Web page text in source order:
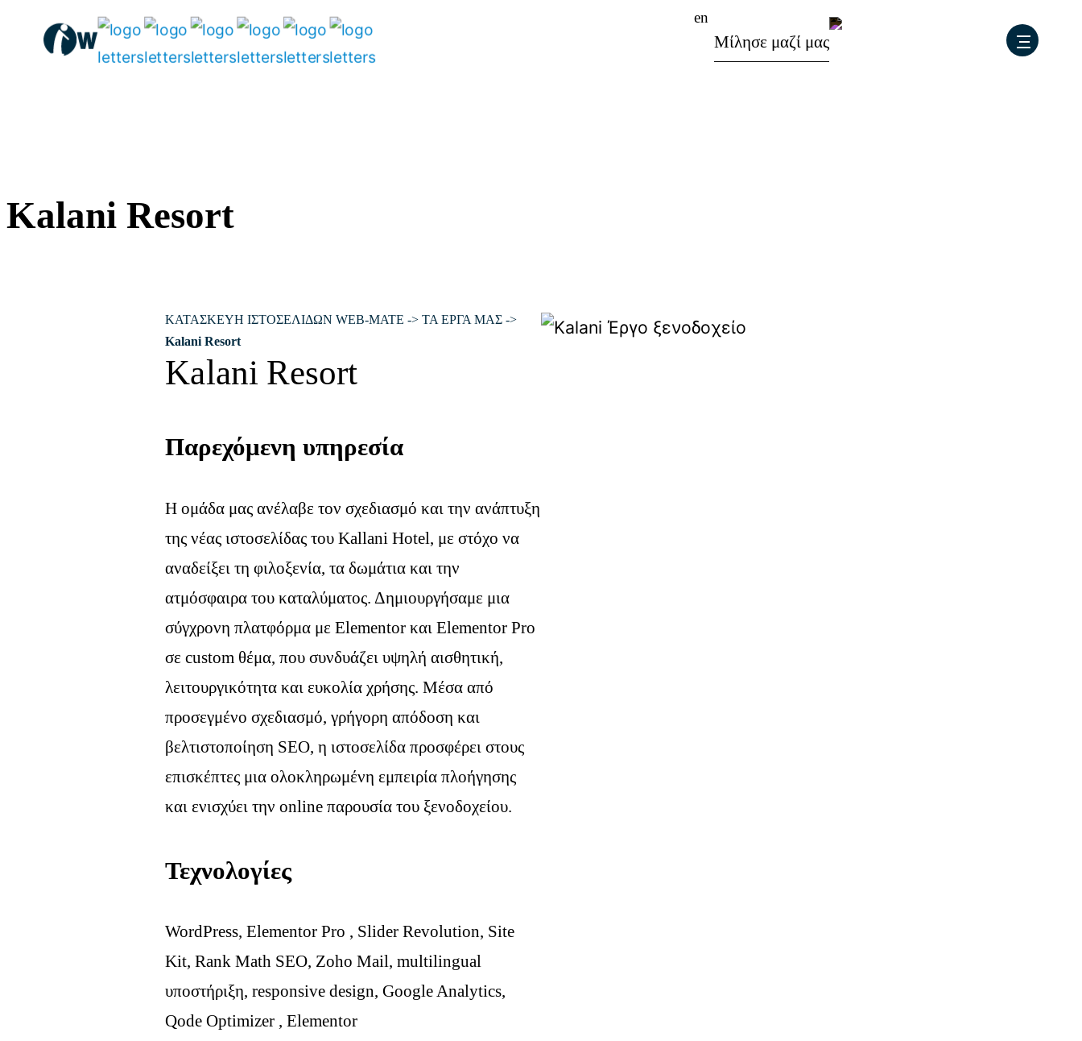
Μετάβαση
en
Μίλησε μαζί μας
Kalani Resort
ΚΑΤΑΣΚΕΥΗ ΙΣΤΟΣΕΛΙΔΩΝ WEB-MATE -> ΤΑ ΕΡΓΑ ΜΑΣ->
Kalani Resort
Kalani Resort
Παρεχόμενη υπηρεσία
Η ομάδα μας ανέλαβε τον σχεδιασμό και την ανάπτυξη
της νέας ιστοσελίδας του Kallani Hotel, με στόχο να
αναδείξει τη φιλοξενία, τα δωμάτια και την
ατμόσφαιρα του καταλύματος. Δημιουργήσαμε μια
σύγχρονη πλατφόρμα με Elementor και Elementor Pro
σε custom θέμα, που συνδυάζει υψηλή αισθητική,
λειτουργικότητα και ευκολία χρήσης. Μέσα από
προσεγμένο σχεδιασμό, γρήγορη απόδοση και
βελτιστοποίηση SEO, η ιστοσελίδα προσφέρει στους
επισκέπτες μια ολοκληρωμένη εμπειρία πλοήγησης
και ενισχύει την online παρουσία του ξενοδοχείου.
Τεχνολογίες
WordPress, Elementor Pro , Slider Revolution, Site
Kit, Rank Math SEO, Zoho Mail, multilingual
υποστήριξη, responsive design, Google Analytics,
Qode Optimizer , Elementor